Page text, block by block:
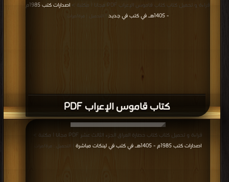
كتاب قاموس الإعراب PDF
قراءة و تحميل كتاب كتاب قاموس الإعراب PDF مجانا | مكتبة >
اصدارات كتب 1985م
- 1405هـ في كتب في جديد
| التحميل : مرة/مرات
قراءة و تحميل كتاب كتاب حضارة العراق الجزء الثالث عشر PDF مجانا | مكتبة >
اصدارات كتب 1985م - 1405هـ في كتب في لينكات مباشرة
| التحميل : مرة/مرات